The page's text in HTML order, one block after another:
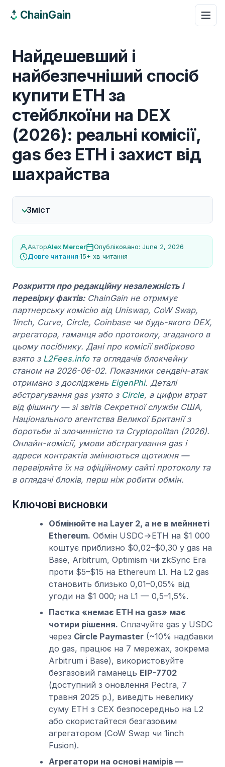
ChainGain
Найдешевший і
найбезпечніший спосіб
купити ETH за
стейблкоїни на DEX
(2026): реальні комісії,
gas без ETH і захист від
шахрайства
Зміст
АвторAlex Mercer
Опубліковано: June 2, 2026
Довге читання·15+ хв читання
Розкриття про редакційну незалежність і
перевірку фактів:ChainGain не отримує
партнерську комісію від Uniswap, CoW Swap,
1inch, Curve, Circle, Coinbase чи будь-якого DEX,
агрегатора, гаманця або протоколу, згаданого в
цьому посібнику. Дані про комісії вибірково
взято з L2Fees.infoта оглядачів блокчейну
станом на 2026-06-02. Показники сендвіч-атак
отримано з досліджень EigenPhi. Деталі
абстрагування gas узято з Circle, а цифри втрат
від фішингу — зі звітів Секретної служби США,
Національного агентства Великої Британії з
боротьби зі злочинністю та Cryptopolitan (2026).
Онлайн-комісії, умови абстрагування gas і
адреси контрактів змінюються щотижня —
перевіряйте їх на офіційному сайті протоколу та
в оглядачі блоків, перш ніж робити обмін.
Ключові висновки
Обмінюйте на Layer 2, а не в мейннеті
Ethereum. Обмін USDC→ETH на $1 000
коштує приблизно $0,02–$0,30 у gas на
Base, Arbitrum, Optimism чи zkSync Era
проти $5–$15 на Ethereum L1. На L2 gas
становить близько 0,01–0,05% від
угоди на $1 000; на L1 — 0,5–1,5%.
Пастка «немає ETH на gas» має
чотири рішення. Сплачуйте gas у USDC
через Circle Paymaster(~10% надбавки
до gas, працює на 7 мережах, зокрема
Arbitrum і Base), використовуйте
безгазовий гаманець EIP-7702
(доступний з оновлення Pectra, 7
травня 2025 р.), виведіть невелику
суму ETH з CEX безпосередньо на L2
або скористайтеся безгазовим
агрегатором (CoW Swap чи 1inch
Fusion).
Агрегатори на основі намірів —